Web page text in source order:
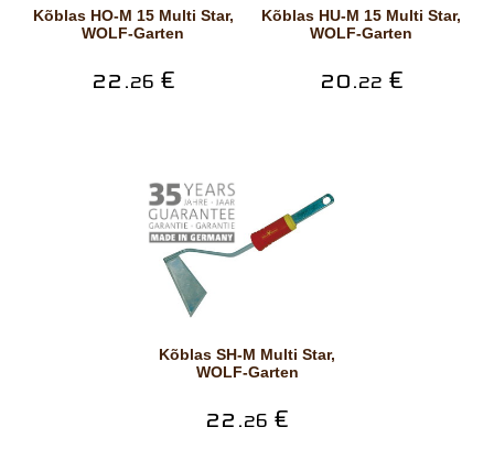
Kõblas HO-M 15 Multi Star,
WOLF-Garten
22.26 €
Kõblas HU-M 15 Multi Star,
WOLF-Garten
20.22 €
Kõblas SH-M Multi Star,
WOLF-Garten
22.26 €